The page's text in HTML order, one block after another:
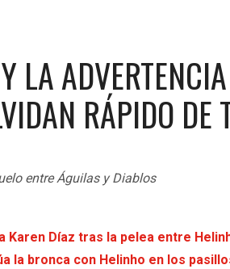
LA
RÁPIDO DE
entre Águilas y Diablos
Karen Díaz tras la pelea entre
la bronca con Helinho en los